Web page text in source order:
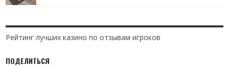
Рейтинг лучших казино по отзывам игроков
ПОДЕЛИТЬСЯ